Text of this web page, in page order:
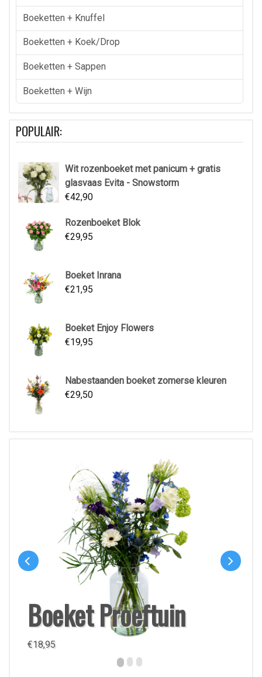
Boeketten + Knuffel
Boeketten + Koek/drop
Boeketten + Sappen
Boeketten + Wijn
POPULAIR:
Wit rozenboeket met panicum + gratis
glasvaas Evita - Snowstorm
€42,90
Rozenboeket Blok
€29,95
Boeket Inrana
€21,95
Boeket Enjoy Flowers
€19,95
Nabestaanden boeket zomerse kleuren
€29,50
Boeket Proeftuin
€18,95